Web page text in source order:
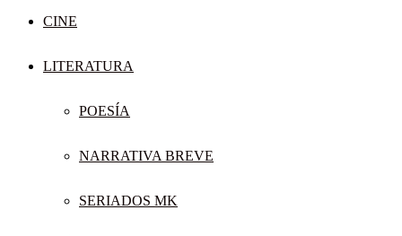
CINE
LITERATURA
POESÍA
NARRATIVA BREVE
SERIADOS MK